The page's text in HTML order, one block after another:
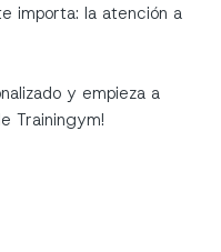
importa: la atención a
y empieza a
Trainingym!